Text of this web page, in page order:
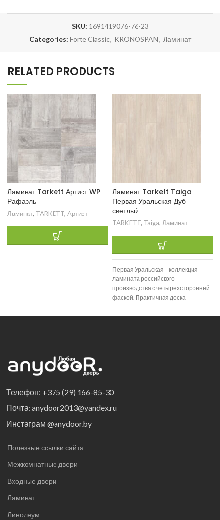
SKU: 1691419076-76-23
Categories: Forte Classic, KRONOSPAN, Ламинат
RELATED PRODUCTS
Ламинат Tarkett Артист WP
Рафаэль
Ламинат, TARKETT, Артист
Ламинат Tarkett Taiga
Первая Уральская Дуб
светлый
TARKETT, Taiga, Ламинат
Первая Уральская – коллекция
ламината российского
производства с четырехсторонней
фаской. Практичная доска
бытового
Телефон: +375 (29) 166-85-30
Почта: anydoor2013@yandex.ru
Инстаграм @anydoor.by
Полезные ссылки сайта
Межкомнатные двери
Входные двери
Ламинат
Линолеум